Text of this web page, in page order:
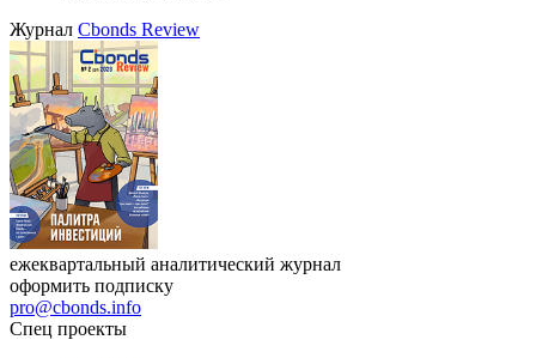
Журнал Cbonds Review
ежеквартальный аналитический журнал
оформить подписку
pro@cbonds.info
Спец проекты